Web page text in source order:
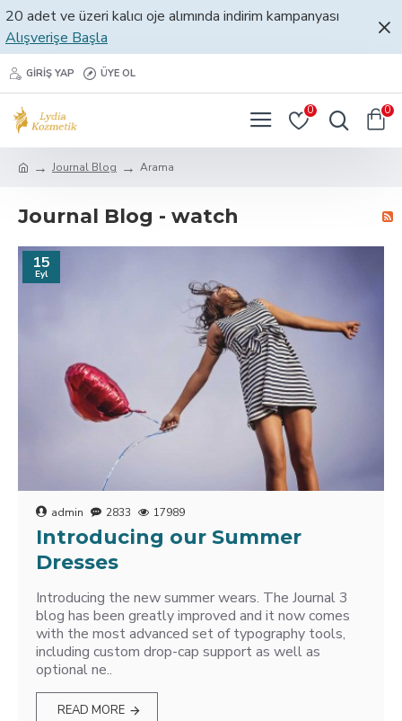
20 adet ve üzeri kalıcı oje alımında indirim kampanyası
Alışverişe Başla
GIRIŞ YAP ÜYE OL
0 0
Journal Blog Arama
Journal Blog - watch
15
Eyl
admin 2833 17989
Introducing our Summer
Dresses
Introducing the new summer wears. The Journal 3
blog has been greatly improved and it now comes
with the most advanced set of typography tools,
including custom drop-cap support as well as
optional ne..
READ MORE